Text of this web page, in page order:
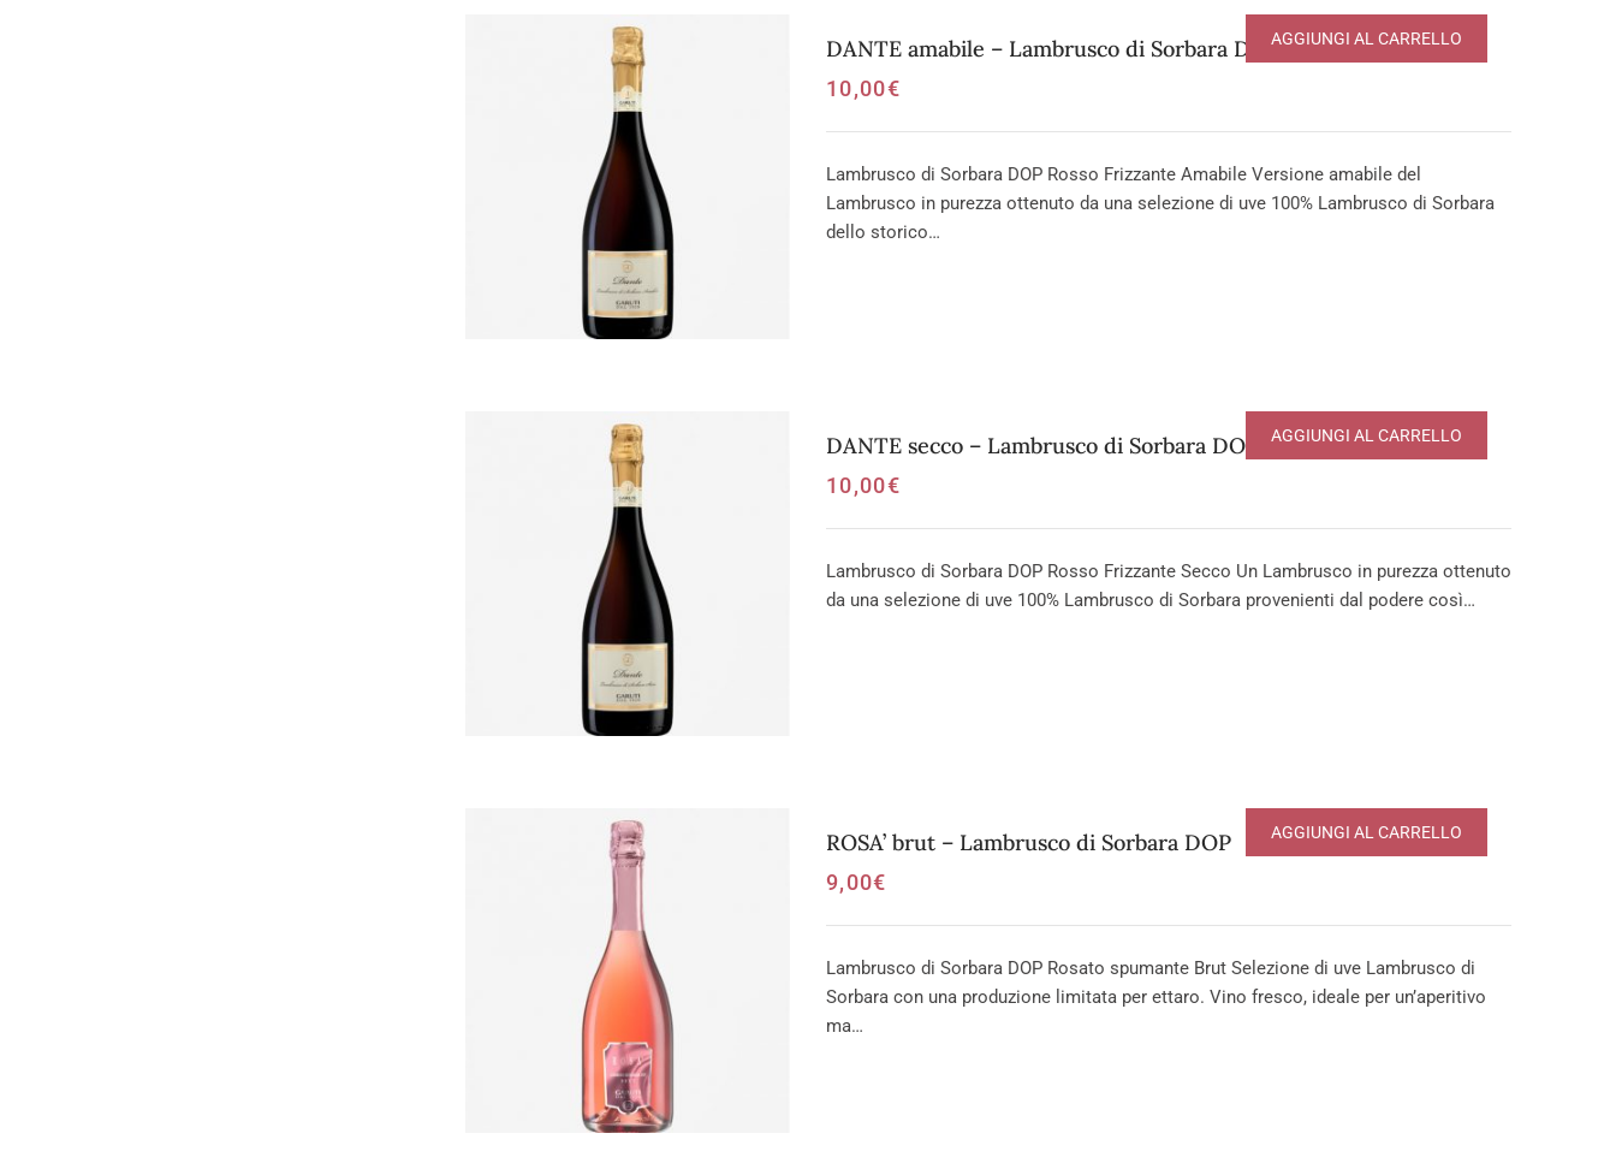
DANTE amabile – Lambrusco di Sorbara DOP
10,00€
AGGIUNGI AL CARRELLO
Lambrusco di Sorbara DOP Rosso Frizzante Amabile Versione amabile del
Lambrusco in purezza ottenuto da una selezione di uve 100% Lambrusco di Sorbara
dello storico…
DANTE secco – Lambrusco di Sorbara DOP
10,00€
AGGIUNGI AL CARRELLO
Lambrusco di Sorbara DOP Rosso Frizzante Secco Un Lambrusco in purezza ottenuto
da una selezione di uve 100% Lambrusco di Sorbara provenienti dal podere così…
ROSA’ brut – Lambrusco di Sorbara DOP
9,00€
AGGIUNGI AL CARRELLO
Lambrusco di Sorbara DOP Rosato spumante Brut Selezione di uve Lambrusco di
Sorbara con una produzione limitata per ettaro. Vino fresco, ideale per un’aperitivo
ma…